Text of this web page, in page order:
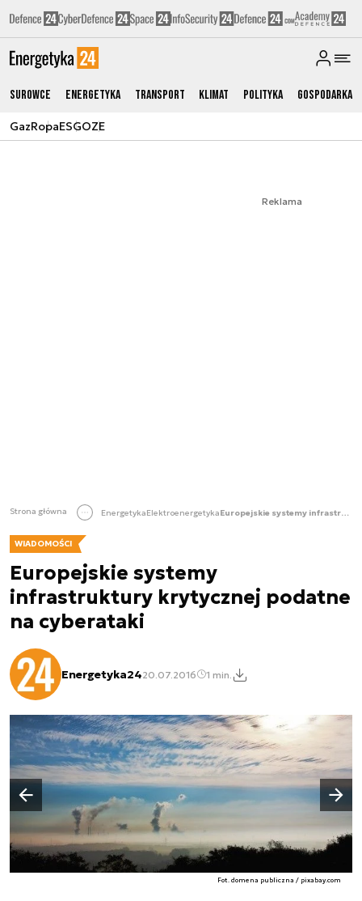
Surowce Energetyka Transport Klimat Polityka Gospodarka
GazRopaESGOZE
Reklama
Strona główna EnergetykaElektroenergetyka Europejskie systemy infrastruktury krytycznej podatne na cyberataki
WIADOMOŚCI
Europejskie systemy
infrastruktury krytycznej podatne
na cyberataki
Energetyka2420.07.2016 1 min.
Fot. domena publiczna / pixabay.com
Poprzedni slajd
Następny slajd